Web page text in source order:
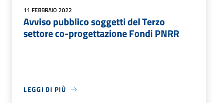
11 FEBBRAIO 2022
Avviso pubblico soggetti del Terzo
settore co-progettazione Fondi PNRR
LEGGI DI PIÙ